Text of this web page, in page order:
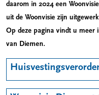
daarom in 2024 een
uit de Woonvisie zijn
Op deze pagina vindt u meer
van Diemen.